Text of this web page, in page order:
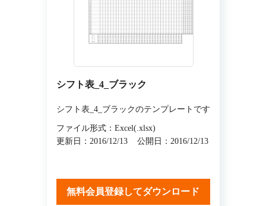
シフト表_4_ブラック
シフト表_4_ブラックのテンプレートです
ファイル形式：Excel(.xlsx)
更新日：2016/12/13
公開日：2016/12/13
無料会員登録してダウンロード